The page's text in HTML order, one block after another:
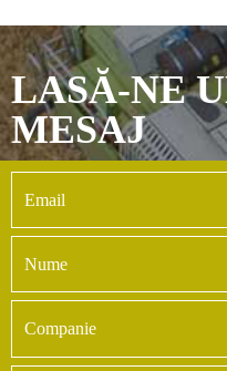
LASĂ-NE
MESAJ